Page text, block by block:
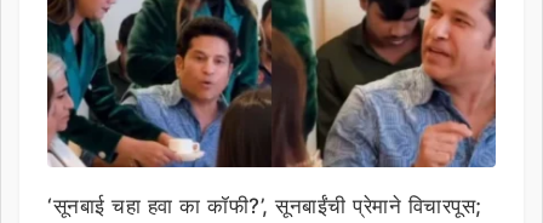
‘सूनबाई चहा हवा का कॉफी?’, सूनबाईंची प्रेमाने विचारपूस;